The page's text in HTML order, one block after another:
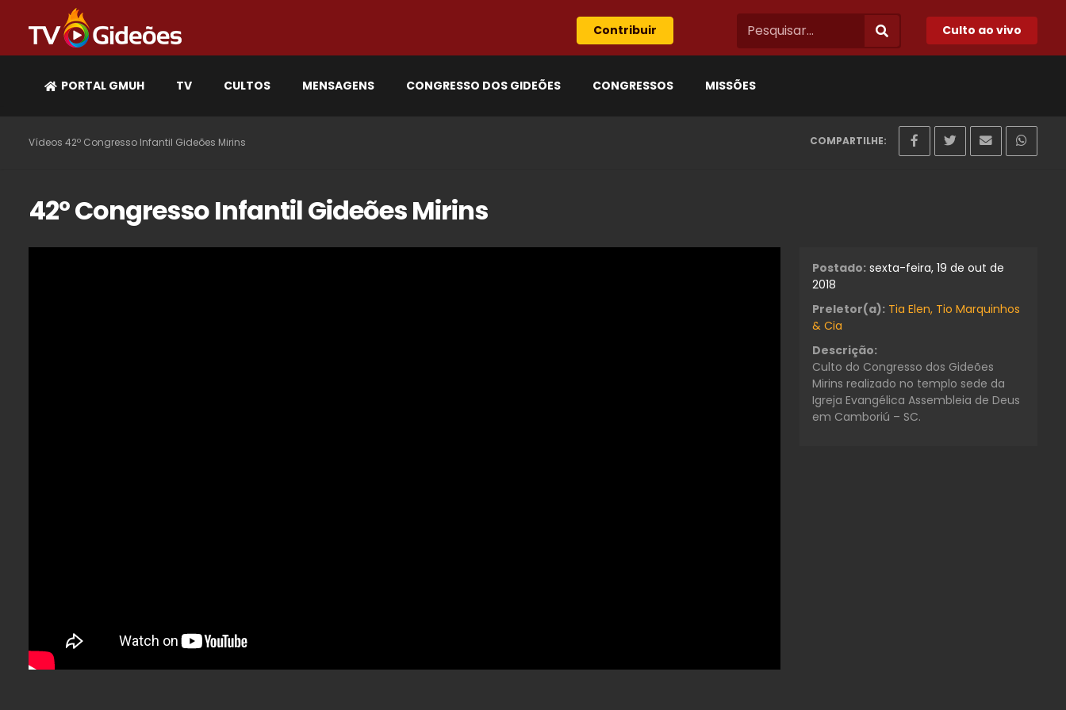
Contribuir Culto ao vivo
PORTAL GMUH TV CULTOS MENSAGENS CONGRESSO DOS GIDEÕES CONGRESSOS MISSÕES
Vídeos 42º Congresso Infantil Gideões Mirins COMPARTILHE:
42º Congresso Infantil Gideões Mirins
Postado: sexta-feira, 19 de out de
2018
Preletor(a): Tia Elen, Tio Marquinhos
& Cia
Descrição:
Culto do Congresso dos Gideões
Mirins realizado no templo sede da
Igreja Evangélica Assembleia de Deus
em Camboriú – SC.